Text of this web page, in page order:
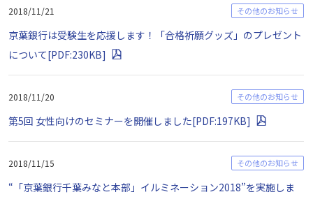
2018/11/21 その他のお知らせ
京葉銀行は受験生を応援します！「合格祈願グッズ」のプレゼント
について[PDF:230KB]
2018/11/20 その他のお知らせ
第5回 女性向けのセミナーを開催しました[PDF:197KB]
2018/11/15 その他のお知らせ
“「京葉銀行千葉みなと本部」イルミネーション2018”を実施しま